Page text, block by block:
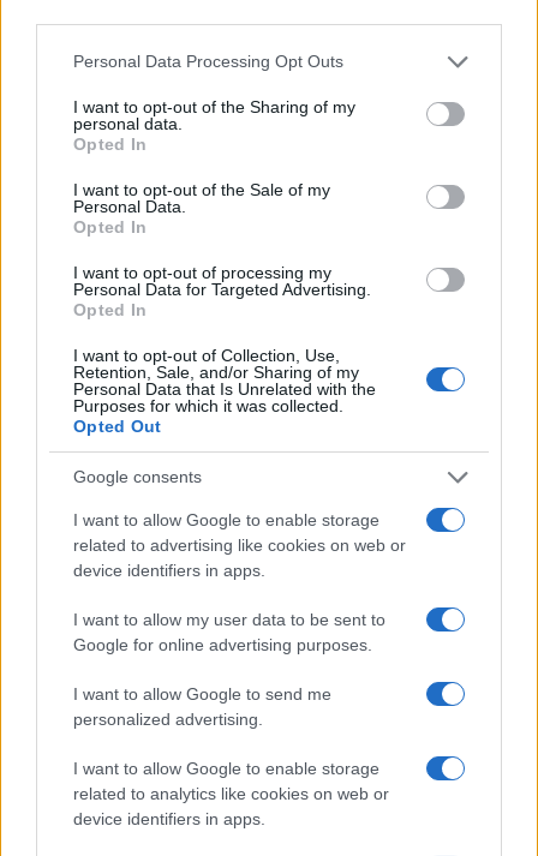
Please note that this website/app uses one or more Google
not limited to your visit or usage behaviour. You may click to
grant or deny consent to Google and its third-party tags to
use your data for below specified purposes in below Google
consent section.
Personal Data Processing Opt Outs
I want to opt-out of the Sharing of my
personal data.
Opted In
I want to opt-out of the Sale of my
Personal Data.
Opted In
I want to opt-out of processing my
Personal Data for Targeted Advertising.
Opted In
I want to opt-out of Collection, Use,
Retention, Sale, and/or Sharing of my
Personal Data that Is Unrelated with the
Purposes for which it was collected.
Opted Out
Google consents
I want to allow Google to enable storage
related to advertising like cookies on web or
device identifiers in apps.
I want to allow my user data to be sent to
Google for online advertising purposes.
I want to allow Google to send me
personalized advertising.
I want to allow Google to enable storage
related to analytics like cookies on web or
device identifiers in apps.
Hijo de Javier Gutiérrez: un campeón con
capacidades especiales
El hijo del actor Javier Gutiérrez, es Mateo,…
GENTE
Bárbara Rey sobre su asistencia al
Bárbara Rey ha asegurado a Isabel Rábago, que…
GENTE